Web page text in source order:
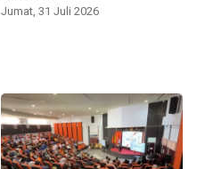
Jumat, 31 Juli 2026